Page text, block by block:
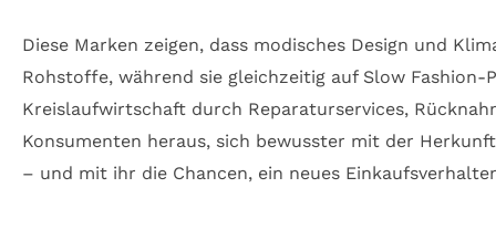
Diese Marken zeigen, dass modisches Design und
Rohstoffe, während sie gleichzeitig auf Slow
Kreislaufwirtschaft durch Reparaturservices,
Konsumenten heraus, sich bewusster mit der
– und mit ihr die Chancen, ein neues